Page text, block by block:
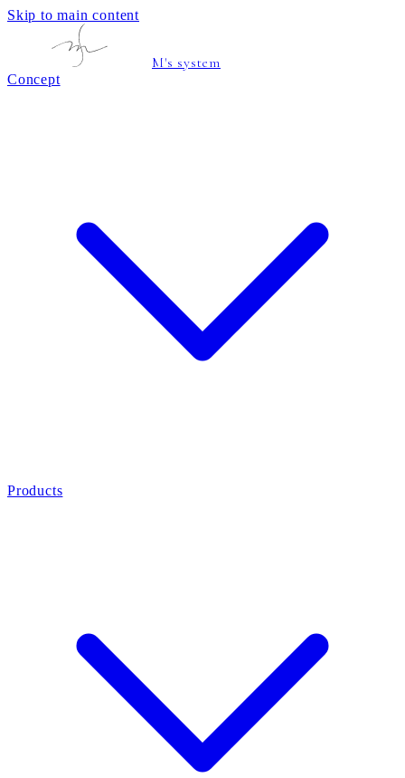
Skip to main content
M's system
Concept
Products